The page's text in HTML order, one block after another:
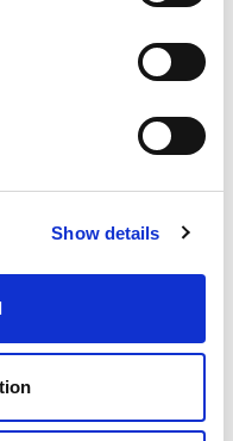
Show details
Casentinesi -